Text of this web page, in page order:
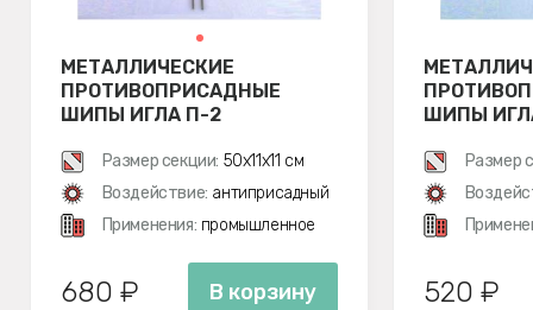
МЕТАЛЛИЧЕСКИЕ
ПРОТИВОПРИСАДНЫЕ
ШИПЫ ИГЛА П-2
Размер секции: 50х11х11 см
Воздействие: антиприсадный
Применения: промышленное
680 ₽ В корзину
ШИПЫ
Размер
520 ₽